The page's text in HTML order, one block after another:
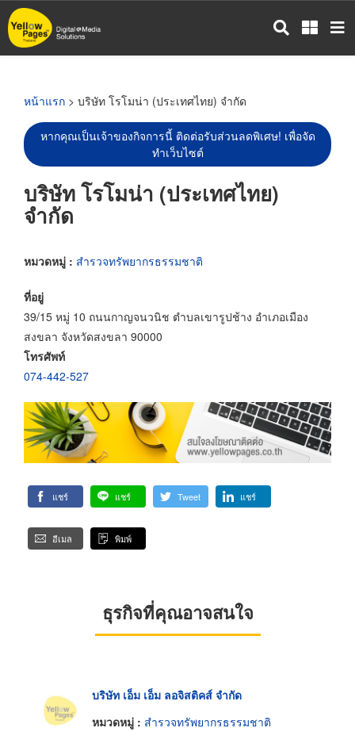
ข้าม
ไป
หน้าแรก > บริษัท โรโมน่า (ประเทศไทย) จำกัด
หากคุณเป็นเจ้าของกิจการนี้ ติดต่อรับส่วนลดพิเศษ! เพื่อจัด
ทำเว็บไซต์
บริษัท โรโมน่า (ประเทศไทย)
จำกัด
หมวดหมู่ : สำรวจทรัพยากรธรรมชาติ
ที่อยู่
39/15 หมู่ 10 ถนนกาญจนวนิช ตำบลเขารูปช้าง อำเภอเมือง
สงขลา จังหวัดสงขลา 90000
โทรศัพท์
074-442-527
แชร์ แชร์ Tweet แชร์
อีเมล พิมพ์
ธุรกิจที่คุณอาจสนใจ
บริษัท เอ็ม เอ็ม ลอจิสติคส์ จำกัด
หมวดหมู่ : สำรวจทรัพยากรธรรมชาติ